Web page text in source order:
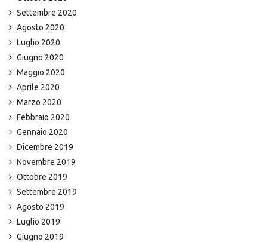
Settembre 2020
Agosto 2020
Luglio 2020
Giugno 2020
Maggio 2020
Aprile 2020
Marzo 2020
Febbraio 2020
Gennaio 2020
Dicembre 2019
Novembre 2019
Ottobre 2019
Settembre 2019
Agosto 2019
Luglio 2019
Giugno 2019